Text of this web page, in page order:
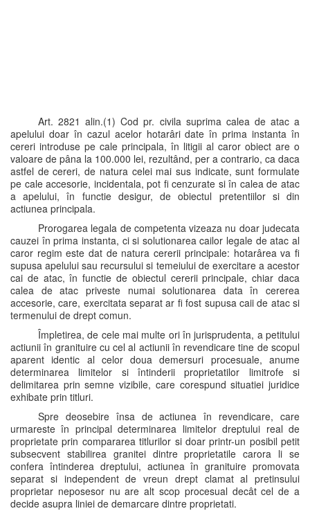
Art. 2821 alin.(1) Cod pr. civila suprima calea de atac a
apelului doar în cazul acelor hotarâri date în prima instanta în
cereri introduse pe cale principala, în litigii al caror obiect are o
valoare de pâna la 100.000 lei, rezultând, per a contrario, ca daca
astfel de cereri, de natura celei mai sus indicate, sunt formulate
pe cale accesorie, incidentala, pot fi cenzurate si în calea de atac
a apelului, în functie desigur, de obiectul pretentiilor si din
actiunea principala.
Prorogarea legala de competenta vizeaza nu doar judecata
cauzei în prima instanta, ci si solutionarea cailor legale de atac al
caror regim este dat de natura cererii principale: hotarârea va fi
supusa apelului sau recursului si temeiului de exercitare a acestor
cai de atac, în functie de obiectul cererii principale, chiar daca
calea de atac priveste numai solutionarea data în cererea
accesorie, care, exercitata separat ar fi fost supusa caii de atac si
termenului de drept comun.
Împletirea, de cele mai multe ori în jurisprudenta, a petitului
actiunii în granituire cu cel al actiunii în revendicare tine de scopul
aparent identic al celor doua demersuri procesuale, anume
determinarea limitelor si întinderii proprietatilor limitrofe si
delimitarea prin semne vizibile, care corespund situatiei juridice
exhibate prin titluri.
Spre deosebire însa de actiunea în revendicare, care
urmareste în principal determinarea limitelor dreptului real de
proprietate prin compararea titlurilor si doar printr-un posibil petit
subsecvent stabilirea granitei dintre proprietatile carora li se
confera întinderea dreptului, actiunea în granituire promovata
separat si independent de vreun drept clamat al pretinsului
proprietar neposesor nu are alt scop procesual decât cel de a
decide asupra liniei de demarcare dintre proprietati.